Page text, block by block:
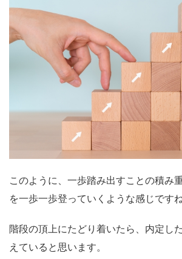
このように、一歩踏み出すことの積み
を一歩一歩登っていくような感じですね
階段の頂上にたどり着いたら、内定し
えていると思います。